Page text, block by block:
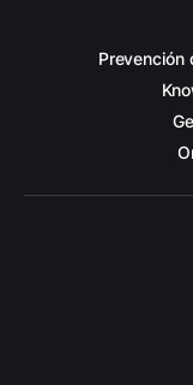
Prevención